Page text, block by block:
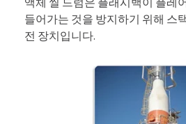
들어가는 것을 방지하기 위해 스
전 장치입니다.